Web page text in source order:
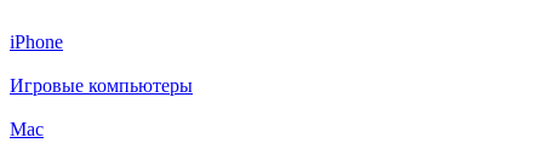
iPhone
Игровые компьютеры
Mac